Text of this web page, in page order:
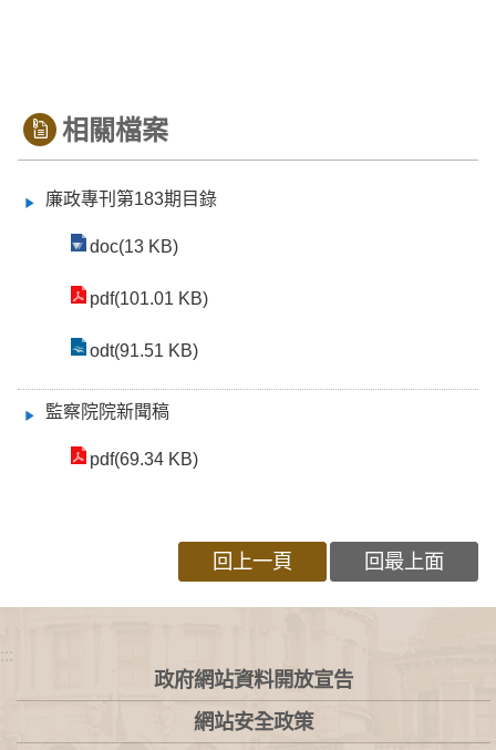
相關檔案
廉政專刊第183期目錄
doc(13 KB)
pdf(101.01 KB)
odt(91.51 KB)
監察院院新聞稿
pdf(69.34 KB)
回上一頁 回最上面
:::
政府網站資料開放宣告
網站安全政策